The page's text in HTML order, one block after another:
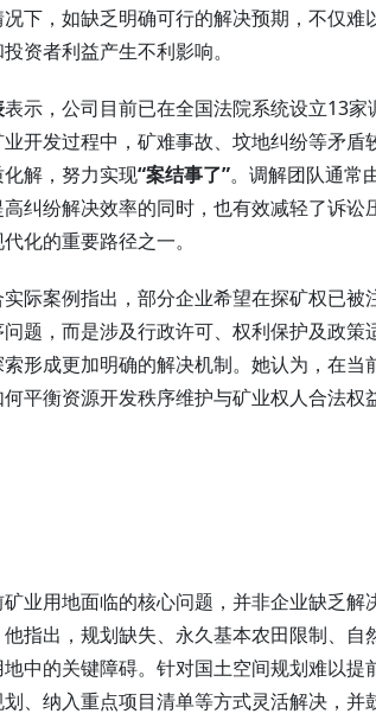
下，如缺乏明确可行的解决预期，不仅
资者利益产生不利影响。
表示，公司目前已在全国法院系统设立13
开发过程中，矿难事故、坟地纠纷等矛盾
解，努力实现“案结事了”。调解团队通常
纠纷解决效率的同时，也有效减轻了诉
化的重要路径之一。
际案例指出，部分企业希望在探矿权已被
题，而是涉及行政许可、权利保护及政
形成更加明确的解决机制。她认为，在
平衡资源开发秩序维护与矿业权人合法
业用地面临的核心问题，并非企业缺乏解
他指出，规划缺失、永久基本农田限制、
中的关键障碍。针对国土空间规划难以
、纳入重点项目清单等方式灵活解决，